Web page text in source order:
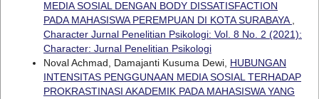
MEDIA SOSIAL DENGAN BODY DISSATISFACTION
PADA MAHASISWA PEREMPUAN DI KOTA SURABAYA,
Character Jurnal Penelitian Psikologi: Vol. 8 No. 2 (2021):
Character: Jurnal Penelitian Psikologi
Noval Achmad, Damajanti Kusuma Dewi, HUBUNGAN
INTENSITAS PENGGUNAAN MEDIA SOSIAL TERHADAP
PROKRASTINASI AKADEMIK PADA MAHASISWA YANG